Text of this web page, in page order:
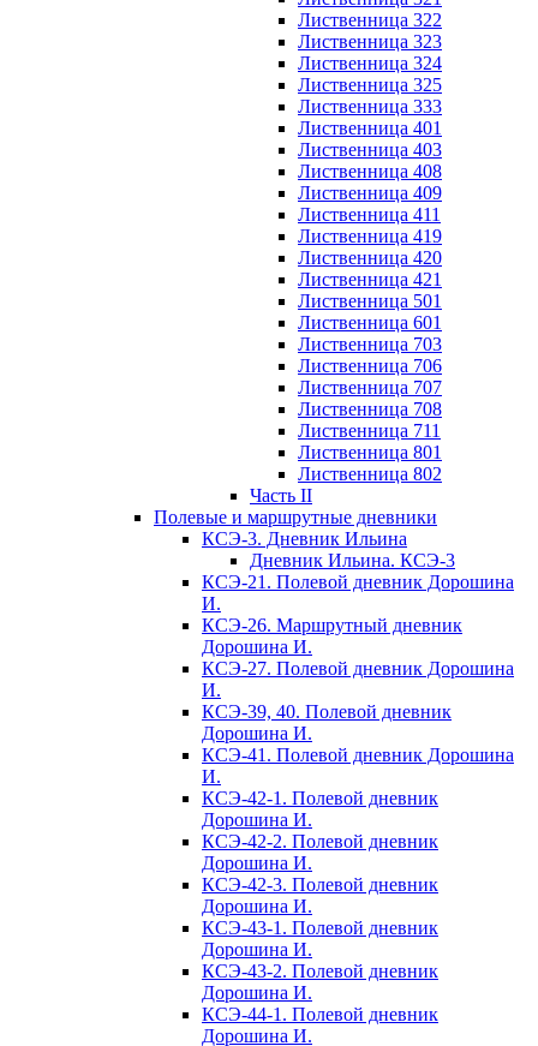
Лиственница 322
Лиственница 323
Лиственница 324
Лиственница 325
Лиственница 333
Лиственница 401
Лиственница 403
Лиственница 408
Лиственница 409
Лиственница 411
Лиственница 419
Лиственница 420
Лиственница 421
Лиственница 501
Лиственница 601
Лиственница 703
Лиственница 706
Лиственница 707
Лиственница 708
Лиственница 711
Лиственница 801
Лиственница 802
Часть II
Полевые и маршрутные дневники
КСЭ-3. Дневник Ильина
Дневник Ильина. КСЭ-3
КСЭ-21. Полевой дневник Дорошина
И.
КСЭ-26. Маршрутный дневник
Дорошина И.
КСЭ-27. Полевой дневник Дорошина
И.
КСЭ-39, 40. Полевой дневник
Дорошина И.
КСЭ-41. Полевой дневник Дорошина
И.
КСЭ-42-1. Полевой дневник
Дорошина И.
КСЭ-42-2. Полевой дневник
Дорошина И.
КСЭ-42-3. Полевой дневник
Дорошина И.
КСЭ-43-1. Полевой дневник
Дорошина И.
КСЭ-43-2. Полевой дневник
Дорошина И.
КСЭ-44-1. Полевой дневник
Дорошина И.